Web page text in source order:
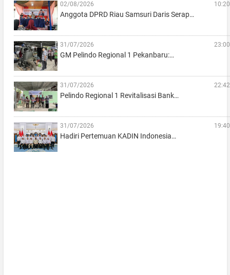
02/08/2026 10:20
Anggota DPRD Riau Samsuri Daris Serap…
31/07/2026 23:00
GM Pelindo Regional 1 Pekanbaru:…
31/07/2026 22:42
Pelindo Regional 1 Revitalisasi Bank…
31/07/2026 19:40
Hadiri Pertemuan KADIN Indonesia…